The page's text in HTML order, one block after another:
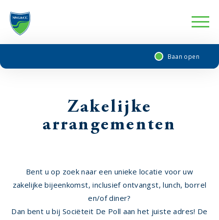
Baan open
Zakelijke
arrangementen
Bent u op zoek naar een unieke locatie voor uw
zakelijke bijeenkomst, inclusief ontvangst, lunch, borrel
en/of diner?
Dan bent u bij Sociëteit De Poll aan het juiste adres! De